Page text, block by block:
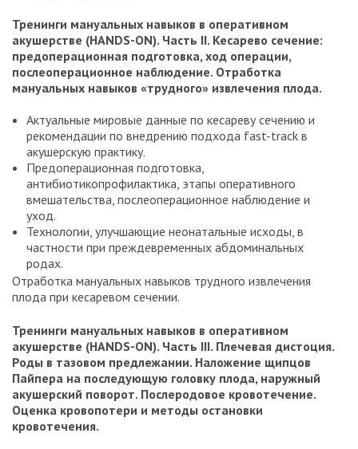
Тренинги мануальных навыков в оперативном
акушерстве (HANDS-ON). Часть II. Кесарево сечение:
предоперационная подготовка, ход операции,
послеоперационное наблюдение. Отработка
мануальных навыков «трудного» извлечения плода.
Актуальные мировые данные по кесареву сечению и
рекомендации по внедрению подхода fast-track в
акушерскую практику.
Предоперационная подготовка,
антибиотикопрофилактика, этапы оперативного
вмешательства, послеоперационное наблюдение и
уход.
Технологии, улучшающие неонатальные исходы, в
частности при преждевременных абдоминальных
родах.
Отработка мануальных навыков трудного извлечения
плода при кесаревом сечении.
Тренинги мануальных навыков в оперативном
акушерстве (HANDS-ON). Часть III. Плечевая дистоция.
Роды в тазовом предлежании. Наложение щипцов
Пайпера на последующую головку плода, наружный
акушерский поворот. Послеродовое кровотечение.
Оценка кровопотери и методы остановки
кровотечения.